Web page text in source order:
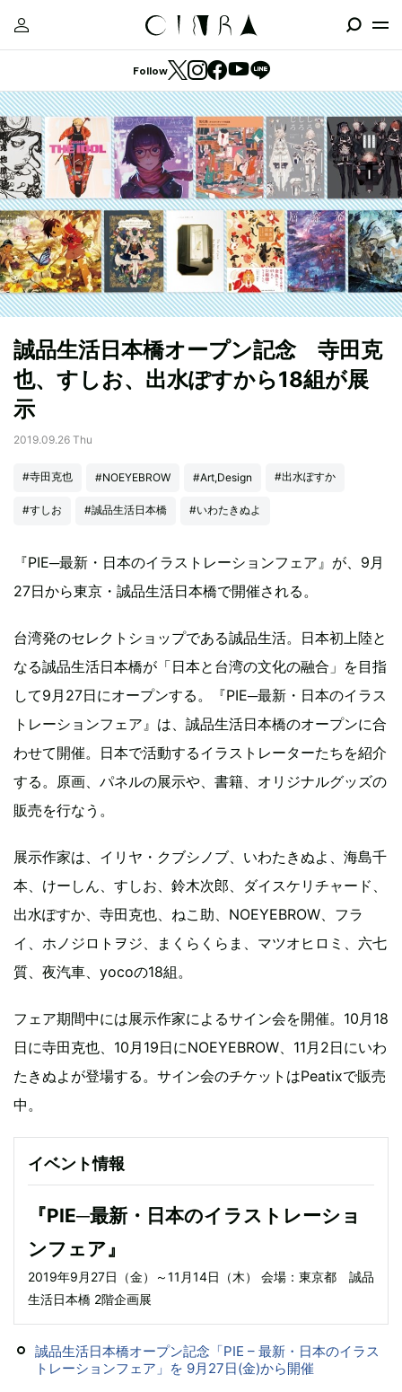
Follow
誠品生活日本橋オープン記念 寺田克
也、すしお、出水ぽすから18組が展
示
2019.09.26 Thu
#寺田克也 #NOEYEBROW #Art,Design #出水ぽすか
#すしお #誠品生活日本橋 #いわたきぬよ
『PIE─最新・日本のイラストレーションフェア』が、9月
27日から東京・誠品生活日本橋で開催される。
台湾発のセレクトショップである誠品生活。日本初上陸と
なる誠品生活日本橋が「日本と台湾の文化の融合」を目指
して9月27日にオープンする。『PIE─最新・日本のイラス
トレーションフェア』は、誠品生活日本橋のオープンに合
わせて開催。日本で活動するイラストレーターたちを紹介
する。原画、パネルの展示や、書籍、オリジナルグッズの
販売を行なう。
展示作家は、イリヤ・クブシノブ、いわたきぬよ、海島千
本、けーしん、すしお、鈴木次郎、ダイスケリチャード、
出水ぽすか、寺田克也、ねこ助、NOEYEBROW、フラ
イ、ホノジロトヲジ、まくらくらま、マツオヒロミ、六七
質、夜汽車、yocoの18組。
フェア期間中には展示作家によるサイン会を開催。10月18
日に寺田克也、10月19日にNOEYEBROW、11月2日にいわ
たきぬよが登場する。サイン会のチケットはPeatixで販売
中。
イベント情報
『PIE─最新・日本のイラストレーショ
ンフェア』
2019年9月27日（金）～11月14日（木） 会場：東京都 誠品
生活日本橋 2階企画展
誠品生活日本橋オープン記念「PIE – 最新・日本のイラス
トレーションフェア」を 9月27日(金)から開催